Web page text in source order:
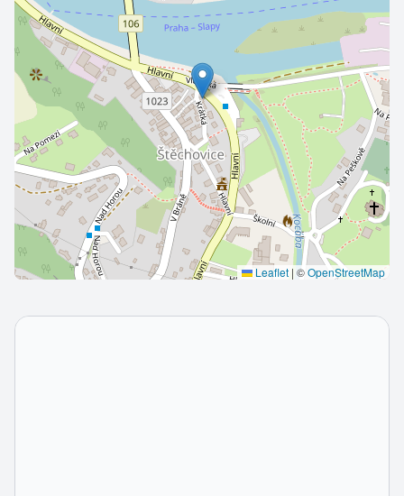
Leaflet | ©OpenStreetMap